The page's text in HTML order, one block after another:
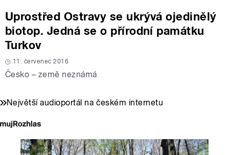
Uprostřed Ostravy se ukrývá ojedinělý
biotop. Jedná se o přírodní památku
Turkov
11. červenec 2016
Česko – země neznámá
Největší audioportál na českém internetu